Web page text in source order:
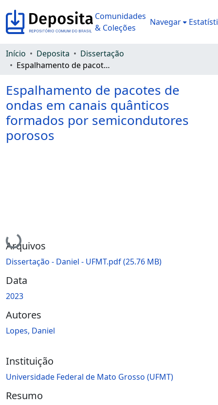
Comunidades
& Coleções
Navegar
Início Deposita
Dissertação
Espalhamento de pacotes de ondas em canais quânticos formados por semicondutores porosos
Espalhamento de pacotes de
ondas em canais quânticos
formados por semicondutores
porosos
Carregando...
Arquivos
Dissertação - Daniel - UFMT.pdf(25.76 MB)
Data
2023
Autores
Lopes, Daniel
Instituição
Universidade Federal de Mato Grosso (UFMT)
Resumo